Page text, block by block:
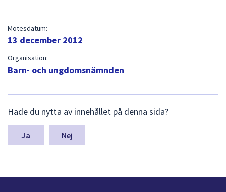
Mötesdatum:
13 december 2012
Organisation:
Barn- och ungdomsnämnden
ä
m
a
n
Hade du nytta av innehållet på denna sida?
Nej